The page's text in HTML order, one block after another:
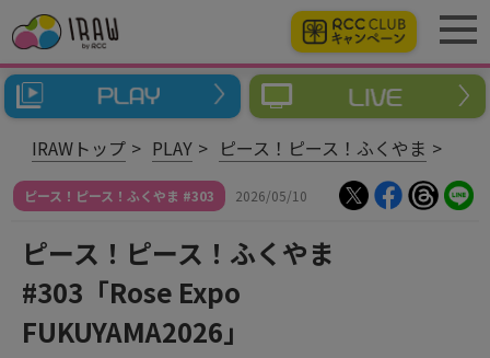
IRAWトップ PLAY ピース！ピース！ふくやま
ピース！ピース！ふくやま #303 2026/05/10
ピース！ピース！ふくやま
#303「Rose Expo
FUKUYAMA2026」